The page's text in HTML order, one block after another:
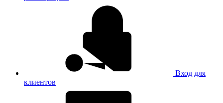
Вход для
клиентов